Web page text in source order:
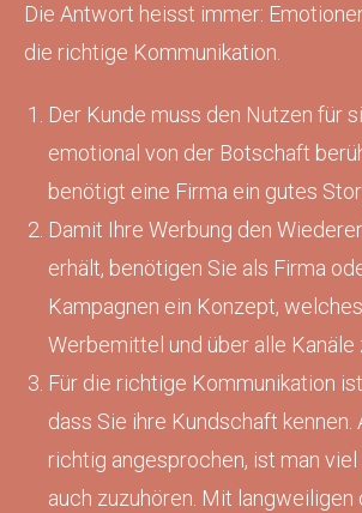
Die Antwort heisst immer:
die richtige Kommunikation.
Der Kunde muss den Nutzen für
emotional von der Botschaft
benötigt eine Firma ein gutes
Damit Ihre Werbung den
erhält, benötigen Sie als Firma
Kampagnen ein Konzept,
Werbemittel und über alle Kanäle
Für die richtige Kommunikation
dass Sie ihre Kundschaft kennen.
richtig angesprochen, ist man
auch zuzuhören. Mit langweiligen